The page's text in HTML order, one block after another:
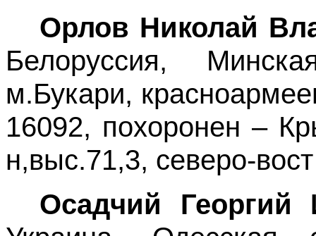
Орлов Николай
Белоруссия,
м.Букари,
16092, похоронен –
н,выс.71,3, северо-
Осадчий Георгий